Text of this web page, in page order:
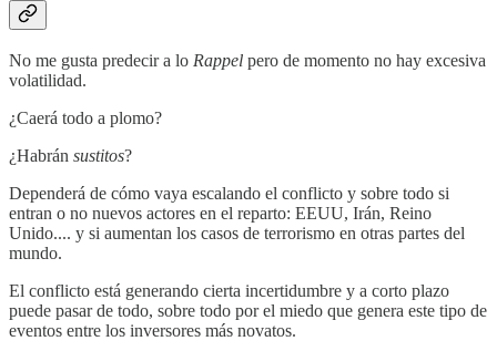
No me gusta predecir a lo Rappel pero de momento no hay excesiva
volatilidad.
¿Caerá todo a plomo?
¿Habrán sustitos?
Dependerá de cómo vaya escalando el conflicto y sobre todo si
entran o no nuevos actores en el reparto: EEUU, Irán, Reino
Unido.... y si aumentan los casos de terrorismo en otras partes del
mundo.
El conflicto está generando cierta incertidumbre y a corto plazo
puede pasar de todo, sobre todo por el miedo que genera este tipo de
eventos entre los inversores más novatos.